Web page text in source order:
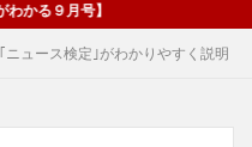
号】
ュース検定｣がわかりやすく説明